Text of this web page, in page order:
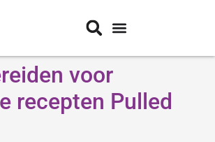
voor
recepten Pulled